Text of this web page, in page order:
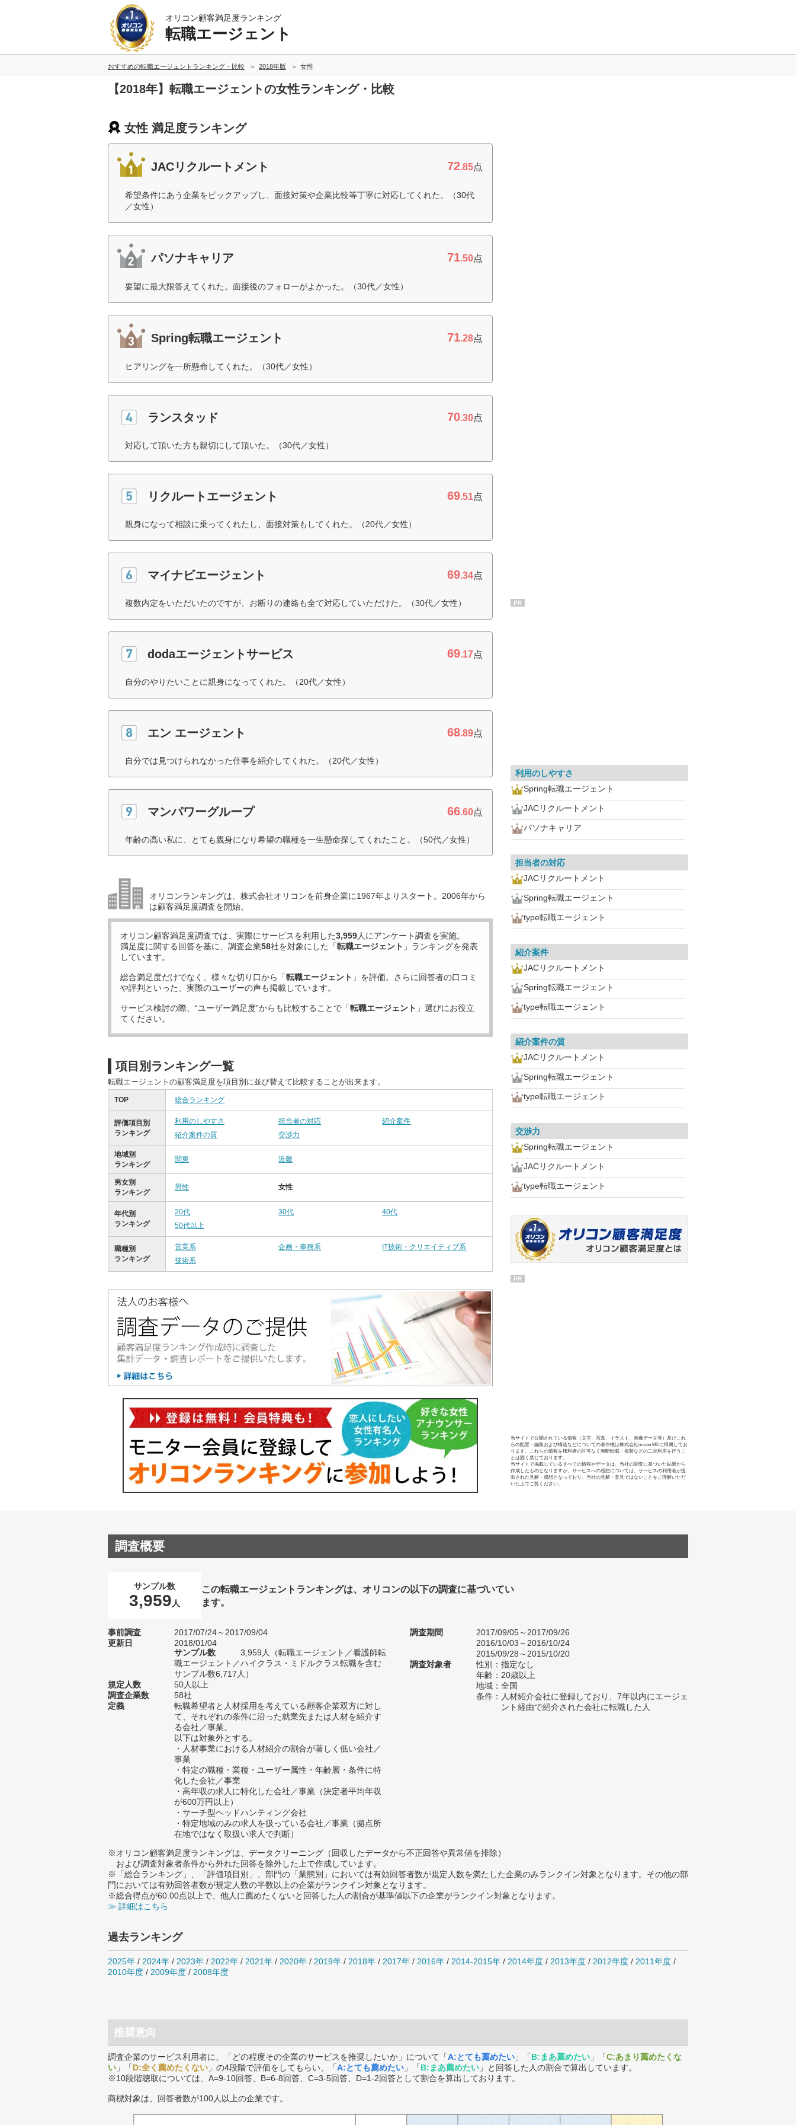
オリコン顧客満足度ランキング
転職エージェント
おすすめの転職エージェントランキング・比較 2018年版 女性
【2018年】転職エージェントの女性ランキング・比較
女性 満足度ランキング
JACリクルートメント 72.85点
希望条件にあう企業をピックアップし、面接対策や企業比較等丁寧に対応してくれた。（30代
／女性）
パソナキャリア 71.50点
要望に最大限答えてくれた。面接後のフォローがよかった。（30代／女性）
Spring転職エージェント 71.28点
ヒアリングを一所懸命してくれた。（30代／女性）
ランスタッド 70.30点
対応して頂いた方も親切にして頂いた。（30代／女性）
リクルートエージェント 69.51点
親身になって相談に乗ってくれたし、面接対策もしてくれた。（20代／女性）
マイナビエージェント 69.34点
複数内定をいただいたのですが、お断りの連絡も全て対応していただけた。（30代／女性）
dodaエージェントサービス 69.17点
自分のやりたいことに親身になってくれた。（20代／女性）
エン エージェント 68.89点
自分では見つけられなかった仕事を紹介してくれた。（20代／女性）
マンパワーグループ 66.60点
年齢の高い私に、とても親身になり希望の職種を一生懸命探してくれたこと。（50代／女性）
オリコンランキングは、株式会社オリコンを前身企業に1967年よりスタート。2006年から
は顧客満足度調査を開始。
オリコン顧客満足度調査では、実際にサービスを利用した3,959人にアンケート調査を実施。
満足度に関する回答を基に、調査企業58社を対象にした「転職エージェント 」ランキングを発表
しています。
総合満足度だけでなく、様々な切り口から「転職エージェント 」を評価。さらに回答者の口コミ
や評判といった、実際のユーザーの声も掲載しています。
サービス検討の際、“ユーザー満足度”からも比較することで「転職エージェント 」選びにお役立
てください。
項目別ランキング一覧
転職エージェントの顧客満足度を項目別に並び替えて比較することが出来ます。
TOP 総合ランキング
評価項目別
ランキング
利用のしやすさ 担当者の対応
紹介案件
紹介案件の質
交渉力
地域別
ランキング
関東 近畿
男女別
ランキング
男性 女性
年代別
ランキング
20代 30代
40代
50代以上
職種別
ランキング
営業系 企画・事務系
IT技術・クリエイティブ系
技術系
PR
利用のしやすさ
Spring転職エージェント
JACリクルートメント
パソナキャリア
担当者の対応
JACリクルートメント
Spring転職エージェント
type転職エージェント
紹介案件
JACリクルートメント
Spring転職エージェント
type転職エージェント
紹介案件の質
JACリクルートメント
Spring転職エージェント
type転職エージェント
交渉力
Spring転職エージェント
JACリクルートメント
type転職エージェント
PR
当サイトで公開されている情報（文字、写真、イラスト、画像データ等）及びこれ
らの配置・編集および構造などについての著作権は株式会社oricon MEに帰属してお
ります。これらの情報を権利者の許可なく無断転載・複製などの二次利用を行うこ
とは固く禁じております。
当サイトで掲載しているすべての情報やデータは、当社の調査に基づいた結果から
作成したものとなりますが、サービスへの感想については、サービスの利用者が提
出された見解・感想となっており、当社の見解・意見ではないことをご理解いただ
いた上でご覧ください。
調査概要
サンプル数
3,959 人
この転職エージェントランキングは、オリコンの以下の調査に基づいてい
ます。
事前調査
2017/07/24～2017/09/04
更新日
2018/01/04
サンプル数
3,959人（転職エージェント／看護師転
職エージェント／ハイクラス・ミドルクラス転職を含む
サンプル数6,717人）
規定人数
50人以上
調査企業数
58社
定義
転職希望者と人材採用を考えている顧客企業双方に対し
て、それぞれの条件に沿った就業先または人材を紹介す
る会社／事業。
以下は対象外とする。
・人材事業における人材紹介の割合が著しく低い会社／
事業
・特定の職種・業種・ユーザー属性・年齢層・条件に特
化した会社／事業
・高年収の求人に特化した会社／事業（決定者平均年収
が600万円以上）
・サーチ型ヘッドハンティング会社
・特定地域のみの求人を扱っている会社／事業（拠点所
在地ではなく取扱い求人で判断）
調査期間
2017/09/05～2017/09/26
2016/10/03～2016/10/24
2015/09/28～2015/10/20
調査対象者
性別：指定なし
年齢：20歳以上
地域：全国
条件：人材紹介会社に登録しており、7年以内にエージェ
ント経由で紹介された会社に転職した人
※オリコン顧客満足度ランキングは、データクリーニング（回収したデータから不正回答や異常値を排除）
および調査対象者条件から外れた回答を除外した上で作成しています。
※「総合ランキング」、「評価項目別」、部門の「業態別」においては有効回答者数が規定人数を満たした企業のみランクイン対象となります。その他の部
門においては有効回答者数が規定人数の半数以上の企業がランクイン対象となります。
※総合得点が60.00点以上で、他人に薦めたくないと回答した人の割合が基準値以下の企業がランクイン対象となります。
≫ 詳細はこちら
過去ランキング
2025年 / 2024年 / 2023年 / 2022年 / 2021年 / 2020年 / 2019年 / 2018年 / 2017年 / 2016年 / 2014-2015年 / 2014年度 / 2013年度 / 2012年度 / 2011年度 /
2010年度 / 2009年度 / 2008年度
推奨意向
調査企業のサービス利用者に、「どの程度その企業のサービスを推奨したいか」について「A:とても薦めたい 」「B:まあ薦めたい 」「C:あまり薦めたくな
い 」「D:全く薦めたくない 」の4段階で評価をしてもらい、「A:とても薦めたい 」「B:まあ薦めたい 」と回答した人の割合で算出しています。
※10段階聴取については、A=9-10回答、B=6-8回答、C=3-5回答、D=1-2回答として割合を算出しております。
商標対象は、回答者数が100人以上の企業です。